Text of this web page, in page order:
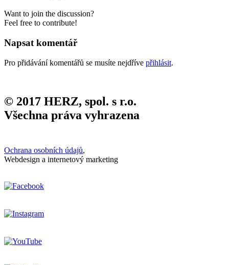
Want to join the discussion?
Feel free to contribute!
Napsat komentář
Pro přidávání komentářů se musíte nejdříve přihlásit.
© 2017 HERZ, spol. s r.o.
Všechna práva vyhrazena
Ochrana osobních údajů,
Webdesign a internetový marketing